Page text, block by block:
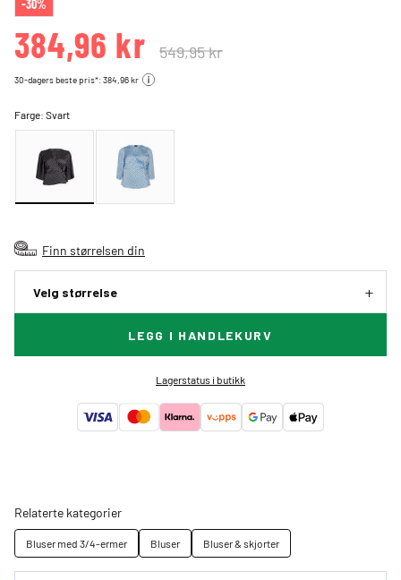
-30%
384,96 kr 549,95 kr
30-dagers beste pris*: 384,96 kr
Farge:Svart
Finn størrelsen din
Velg størrelse
LEGG I HANDLEKURV
Lagerstatus i butikk
Relaterte kategorier
Bluser med 3/4-ermer Bluser Bluser & skjorter